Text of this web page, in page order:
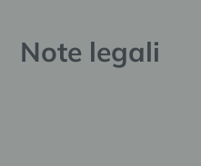
Note legali